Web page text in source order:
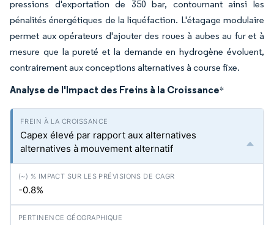
pressions d'exportation de 350 bar, contournant ainsi les
pénalités énergétiques de la liquéfaction. L'étagage modulaire
permet aux opérateurs d'ajouter des roues à aubes au fur et à
mesure que la pureté et la demande en hydrogène évoluent,
contrairement aux conceptions alternatives à course fixe.
Analyse de l'Impact des Freins à la Croissance*
Capex élevé par rapport aux alternatives
alternatives à mouvement alternatif
-0.8%